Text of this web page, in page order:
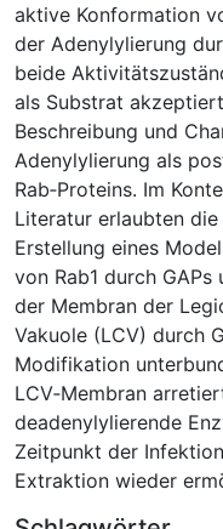
aktive Konformation
der Adenylylierung
beide
als Substrat
Beschreibung und
Adenylylierung als
Rab‐Proteins. Im
Literatur erlaubten
Erstellung eines
von Rab1 durch
der Membran der
Vakuole (LCV) durch
Modifikation
LCV‐Membran
deadenylylierende
Zeitpunkt der
Extraktion wieder